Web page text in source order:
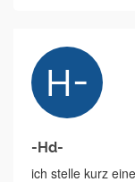
-Hd-
ich stelle kurz